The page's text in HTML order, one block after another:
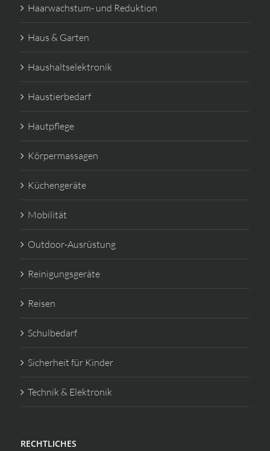
Haarwachstum- und Reduktion
Haus & Garten
Haushaltselektronik
Haustierbedarf
Hautpflege
Körpermassagen
Küchengeräte
Mobilität
Outdoor-Ausrüstung
Reinigungsgeräte
Reisen
Schulbedarf
Sicherheit für Kinder
Technik & Elektronik
RECHTLICHES